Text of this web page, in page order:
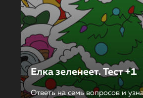
Елка зеленеет. Тест +1
Ответь на семь вопросов и